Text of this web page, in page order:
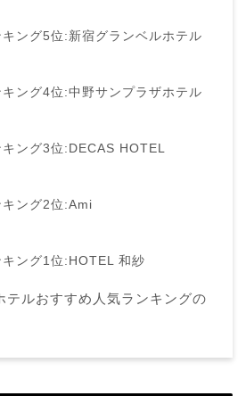
キング5位:新宿グランベルホテル
キング4位:中野サンプラザホテル
キング3位:DECAS HOTEL
キング2位:Ami
キング1位:HOTEL 和紗
テルおすすめ人気ランキングの